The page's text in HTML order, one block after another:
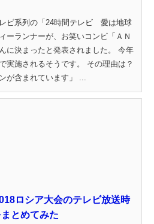
ビ系列の「24時間テレビ 愛は地球
ーランナーが、お笑いコンビ「ＡＮ
に決まったと発表されました。 今年
実施されるそうです。 その理由は？
が含まれています」 ...
ロシア大会のテレビ放送時
とめてみた